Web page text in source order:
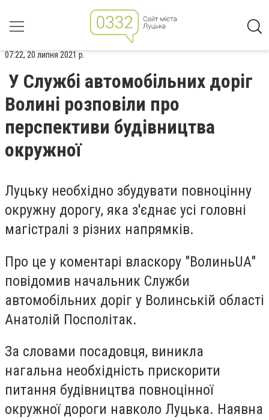
07:22, 20 липня 2021 р.
У Службі автомобільних доріг
Волині розповіли про
перспективи будівництва
окружної
Луцьку необхідно збудувати повноцінну
окружну дорогу, яка з'єднає усі головні
магістралі з різних напрямків.
Про це у коментарі власкору "ВолиньUA"
повідомив начальник Служби
автомобільних доріг у Волинській області
Анатолій Посполітак.
За словами посадовця, виникла
нагальна необхідність прискорити
питання будівництва повноцінної
окружної дороги навколо Луцька. Наявна